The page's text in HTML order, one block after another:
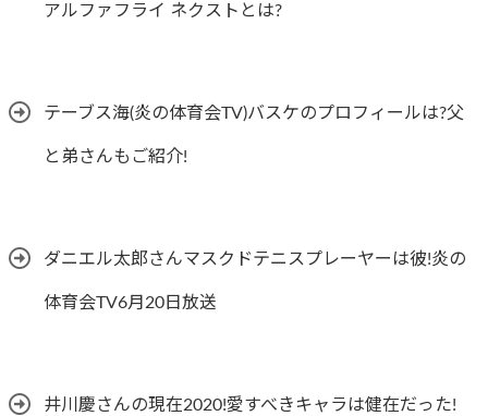
アルファフライ ネクストとは?
テーブス海(炎の体育会TV)バスケのプロフィールは?父
と弟さんもご紹介!
ダニエル太郎さんマスクドテニスプレーヤーは彼!炎の
体育会TV6月20日放送
井川慶さんの現在2020!愛すべきキャラは健在だった!